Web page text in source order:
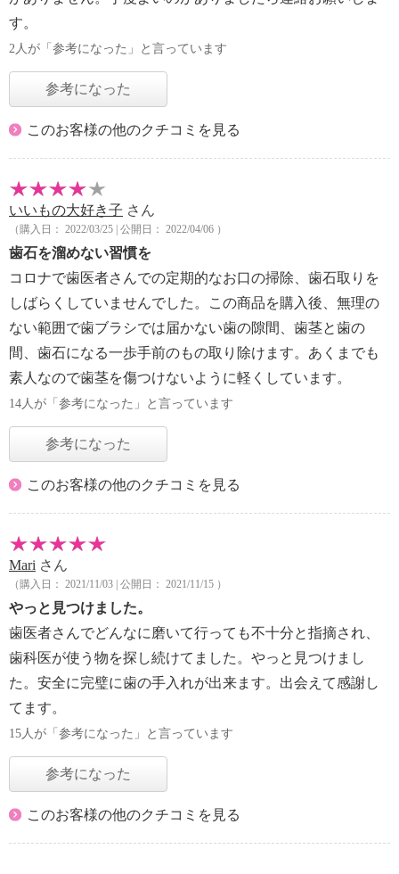
す。
2人が「参考になった」と言っています
参考になった
このお客様の他のクチコミを見る
いいもの大好き子 さん
（購入日： 2022/03/25 | 公開日： 2022/04/06 ）
歯石を溜めない習慣を
コロナで歯医者さんでの定期的なお口の掃除、歯石取りを
しばらくしていませんでした。この商品を購入後、無理の
ない範囲で歯ブラシでは届かない歯の隙間、歯茎と歯の
間、歯石になる一歩手前のもの取り除けます。あくまでも
素人なので歯茎を傷つけないように軽くしています。
14人が「参考になった」と言っています
参考になった
このお客様の他のクチコミを見る
Mari さん
（購入日： 2021/11/03 | 公開日： 2021/11/15 ）
やっと見つけました。
歯医者さんでどんなに磨いて行っても不十分と指摘され、
歯科医が使う物を探し続けてました。やっと見つけまし
た。安全に完璧に歯の手入れが出来ます。出会えて感謝し
てます。
15人が「参考になった」と言っています
参考になった
このお客様の他のクチコミを見る